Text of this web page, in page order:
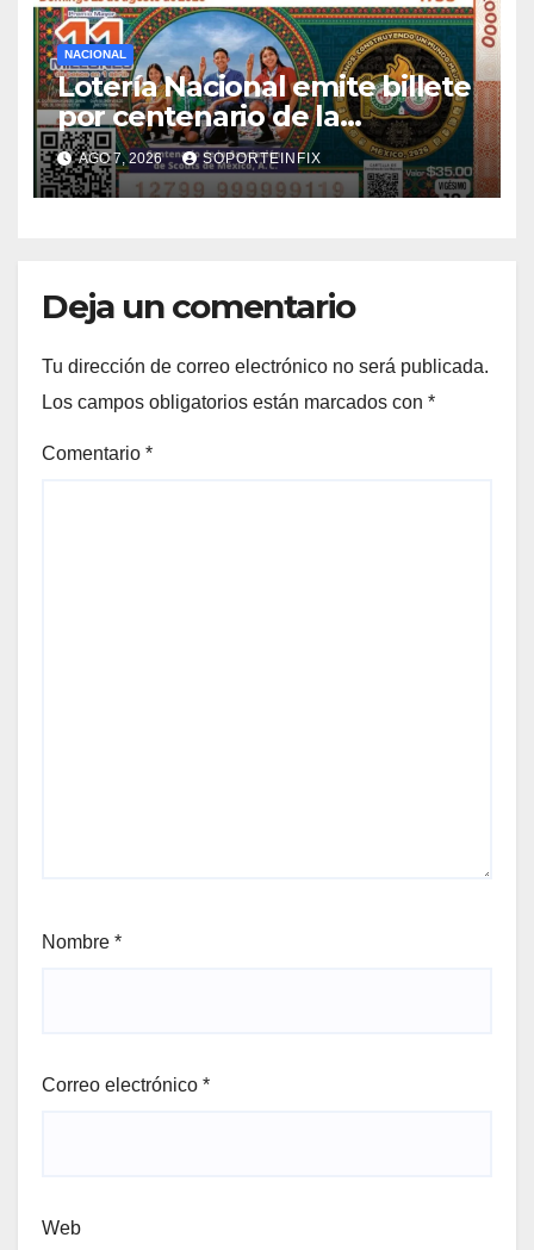
NACIONAL
Lotería Nacional emite billete
por centenario de la
Asociación de Scouts en
México
AGO 7, 2026 SOPORTEINFIX
Deja un comentario
Tu dirección de correo electrónico no será publicada.
Los campos obligatorios están marcados con *
Comentario *
Nombre *
Correo electrónico *
Web